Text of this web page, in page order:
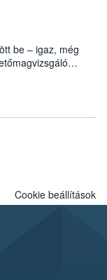
be – igaz, még
Győző által
Cookie beállítások